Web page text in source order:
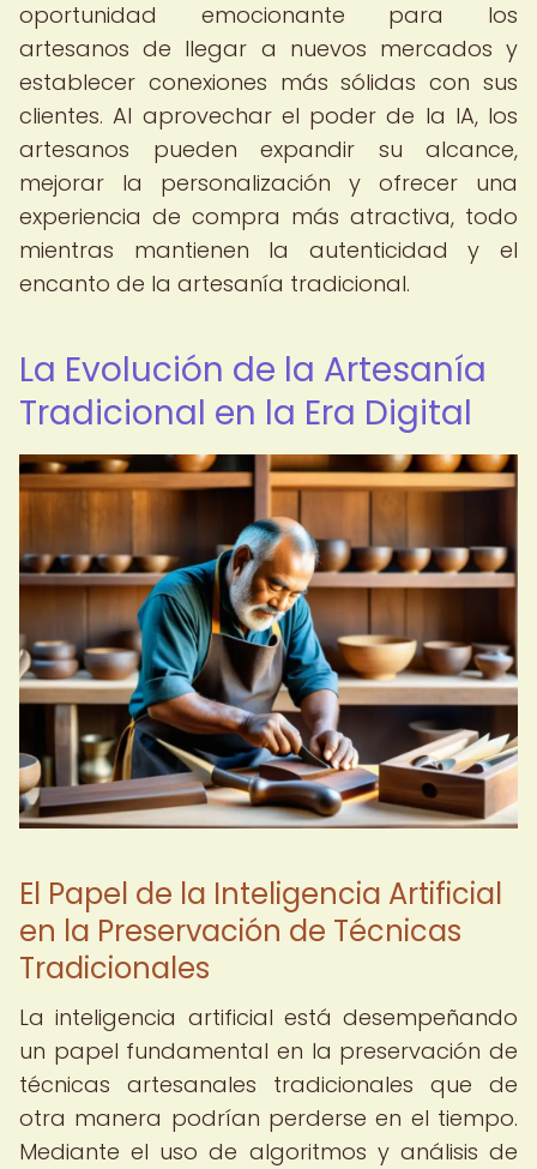
oportunidad emocionante para los
artesanos de llegar a nuevos mercados y
establecer conexiones más sólidas con sus
clientes. Al aprovechar el poder de la IA, los
artesanos pueden expandir su alcance,
mejorar la personalización y ofrecer una
experiencia de compra más atractiva, todo
mientras mantienen la autenticidad y el
encanto de la artesanía tradicional.
La Evolución de la Artesanía
Tradicional en la Era Digital
El Papel de la Inteligencia Artificial
en la Preservación de Técnicas
Tradicionales
La inteligencia artificial está desempeñando
un papel fundamental en la preservación de
técnicas artesanales tradicionales que de
otra manera podrían perderse en el tiempo.
Mediante el uso de algoritmos y análisis de